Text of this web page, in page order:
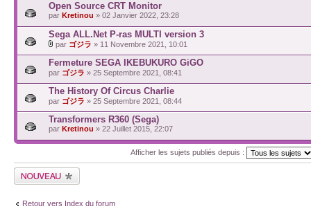
Open Source CRT Monitor
par Kretinou » 02 Janvier 2022, 23:28
Sega ALL.Net P-ras MULTI version 3
par ゴジラ » 11 Novembre 2021, 10:01
Fermeture SEGA IKEBUKURO GiGO
par ゴジラ » 25 Septembre 2021, 08:41
The History Of Circus Charlie
par ゴジラ » 25 Septembre 2021, 08:44
Transformers R360 (Sega)
par Kretinou » 22 Juillet 2015, 22:07
Afficher les sujets publiés depuis :
Retour vers Index du forum